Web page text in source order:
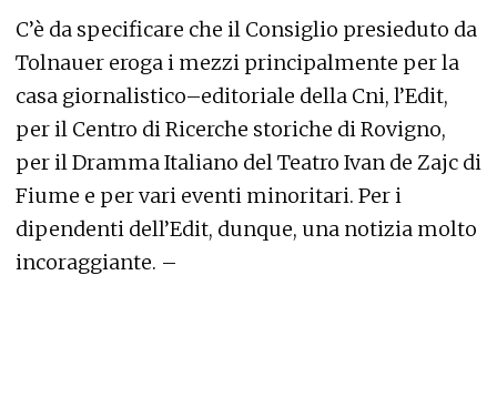
C’è da specificare che il Consiglio presieduto da
Tolnauer eroga i mezzi principalmente per la
casa giornalistico–editoriale della Cni, l’Edit,
per il Centro di Ricerche storiche di Rovigno,
per il Dramma Italiano del Teatro Ivan de Zajc di
Fiume e per vari eventi minoritari. Per i
dipendenti dell’Edit, dunque, una notizia molto
incoraggiante. –